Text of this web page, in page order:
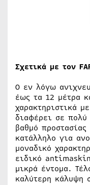
Σχετικά με τον
Ο εν λόγω
έως τα 12 μέτρα
χαρακτηριστικά με
διαφέρει σε πολύ
βαθμό
κατάλληλο για
μοναδικό
ειδικό
μικρά έντομα.
καλύτερη κάλυψη